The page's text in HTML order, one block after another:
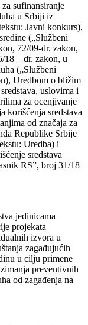
sufinansiranje
u Srbiji iz
Javni konkurs),
(„Službeni
72/09-dr. zakon,
18 – dr. zakon, u
(„Službeni
Uredbom o bližim
uslovima i
za ocenjivanje
korišćenja sredstava
od značaja za
Republike Srbije
Uredba) i
sredstava
RS”, broj 31/18
jedinicama
projekata
izvora u
zagađujućih
u cilju primene
preventivnih
od zagađenja na